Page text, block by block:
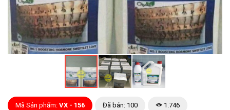
Mã Sản phẩm: VX - 156 Đã bán: 100 1.746